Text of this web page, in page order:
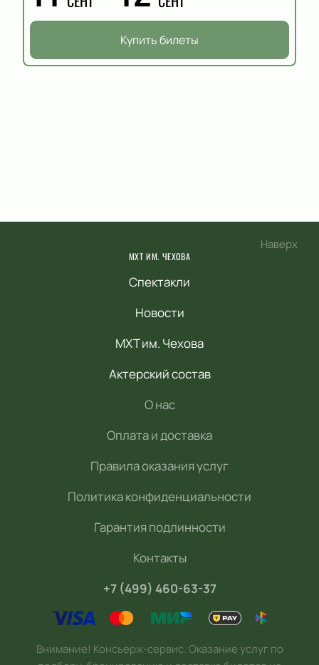
Купить билеты
Наверх
МХТ ИМ. ЧЕХОВА
Спектакли
Новости
МХТ им. Чехова
Актерский состав
О нас
Оплата и доставка
Правила оказания услуг
Политика конфиденциальности
Гарантия подлинности
Контакты
+7 (499) 460-63-37
Внимание! Консьерж-сервис. Оказание услуг по